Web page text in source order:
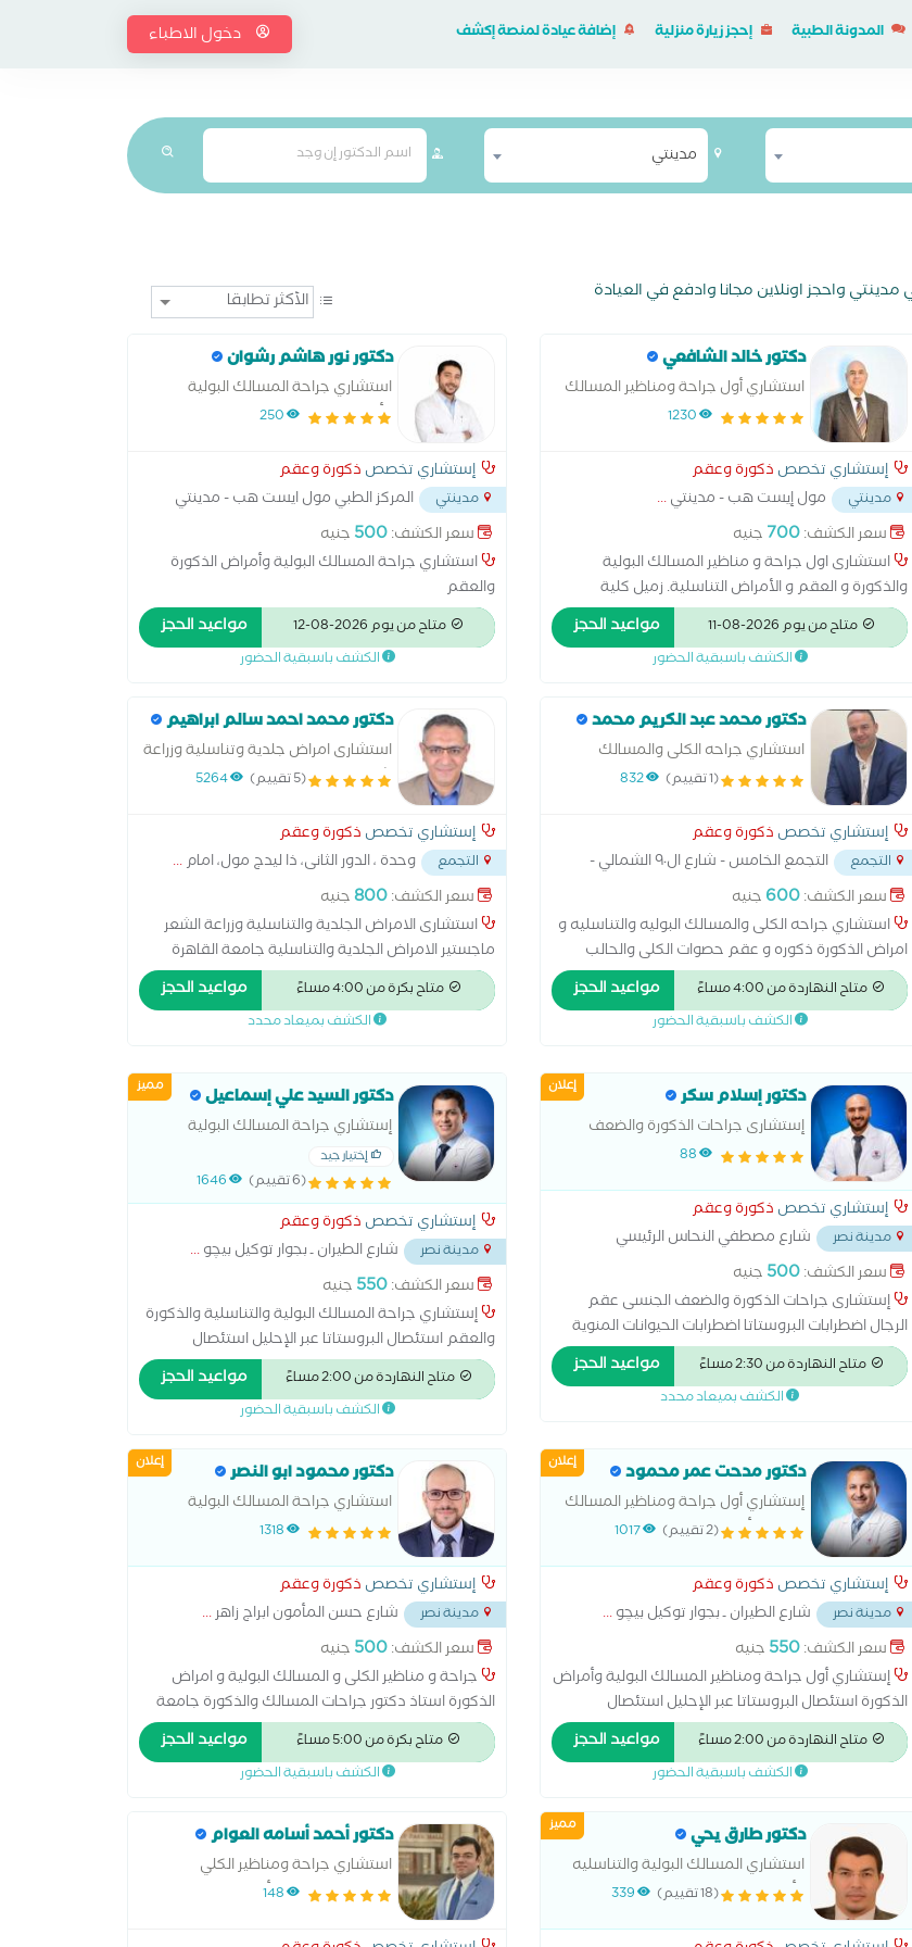
المدونة الطبية إحجز زيارة منزلية إضافة عيادة لمنصة إكشف دخول الاطباء
مدينتي
دكتور خالد الشافعي
استشاري أول جراحة ومناظير المسالك
البولية والذكورة والعقم
1230
إستشاري تخصص ذكورة وعقم
مدينتي مول إيست هب - مدينتي...
سعر الكشف:700 جنيه
استشارى اول جراحة و مناظير المسالك البولية
والذكورة و العقم و الأمراض التناسلية. زميل كلية
الجراحين الملكية بادنبرة و جلاسجو و آيرلندا و معهد
المسالك البولية بلندن. -عضو الدائم للجمعية الطبية
العمومية البرطانيه. رئيس قسم المسالك البولية
بريطانيا لمدة 7 اعوام. -متخصص في جراحة و مناظير
المسالك البولية و علاج تضخم البروستاتا و الحصوات و
العيوب الخلقية فى الأطفال و تركيب جميع أنواع
الدعامات لعلاج الضعف الجنسي عند الرجال و علاج العقم
و سلس البول.
متاح من يوم 2026-08-11 مواعيد الحجز
الكشف باسبقية الحضور
دكتور نور هاشم رشوان
استشاري جراحة المسالك البولية
وأمراض الذكورة والعقم
250
إستشاري تخصص ذكورة وعقم
مدينتي
المركز الطبي مول ايست هب - مدينتي
سعر الكشف:500 جنيه
استشاري جراحة المسالك البولية وأمراض الذكورة
والعقم
متاح من يوم 2026-08-12 مواعيد الحجز
الكشف باسبقية الحضور
دكتور محمد عبد الكريم محمد
استشاري جراحه الكلى والمسالك
البوليه والتناسليه و امراض الذكورة
(1 تقييم) 832
إستشاري تخصص ذكورة وعقم
التجمع
التجمع الخامس - شارع ال٩٠ الشمالي -
خلف المستشفي الجوي... سعر الكشف:600 جنيه
استشاري جراحه الكلى والمسالك البوليه والتناسليه و
امراض الذكورة ذكوره و عقم حصوات الكلى والحالب
والمثانة. التهابات المسالك البولية المتكررة. انسداد أو
ضيق مجرى البول. مشاكل التبول مثل الحرقان أو كثرة
التبول التهابات المثانة. ضعف التحكم في البول (سلس
متاح النهاردة من 4:00 مساءً مواعيد الحجز
الكشف باسبقية الحضور
دكتور محمد احمد سالم ابراهيم
استشارى امراض جلدية وتناسلية وزراعة
شعر
(5 تقييم) 5264
إستشاري تخصص ذكورة وعقم
التجمع وحدة ، الدور الثانى، ذا ليدج مول، امام
...
سعر الكشف:800جنيه
استشارى الامراض الجلدية والتناسلية وزراعة الشعر
ماجستير الامراض الجلدية والتناسلية جامعة القاهرة
دكتوراة تطبيقات الليزر فى الامراض الجلدية جامعة
القاهرة مدرس الامراض الجلدية والتناسلية بالمركز
متاح بكرة من 4:00 مساءً مواعيد الحجز
الكشف بميعاد محدد
إعلان دكتور إسلام سكر
إستشارى جراحات الذكورة والضعف
الجنسى عقم الرجال
88
إستشاري تخصص ذكورة وعقم
مدينة نصر
شارع مصطفي النحاس الرئيسي
بجوار مدرسه المنهل... سعر الكشف:500 جنيه
إستشارى جراحات الذكورة والضعف الجنسى عقم
الرجال اضطرابات البروستاتا اضطرابات الحيوانات المنوية
اضطرابات الخصيتين اضطرابات القضيب الخصوبة الصحة
الإنجابية والجنسية الضعف الجنسي العجز الجنسي العقم
عند الرجال دوالي الخصية زرع دعامات القضيب ضعف
القذف علاج قصور الأعضاء التناسلية فحص قبل الزواج
متاح النهاردة من 2:30 مساءً مواعيد الحجز
الكشف بميعاد محدد
مميز دكتور السيد علي إسماعيل
إستشاري جراحة المسالك البولية
والتناسلية والذكورة والعقم
إختيار جيد
(6 تقييم) 1646
إستشاري تخصص ذكورة وعقم
مدينة نصر شارع الطيران ـ بجوار توكيل بيچو...
سعر الكشف:550 جنيه
إستشاري جراحة المسالك البولية والتناسلية والذكورة
والعقم استئصال البروستاتا عبر الإحليل استئصال
البروستاتا عن طريق فتح البطن استئصال الكلية الغسيل
البريتوني تفتيت الحصوات زراعة الكلى علاج الاستسقاء
عملية البروستاتا بالليزر عملية دوالي الخصية عملية
البروستاتا اضطرابات الحيوانات المنوية اضطرابات الخصيتين
اضطرابات القضيب الخصوبة الصحة الإنجابية والجنسية
الضعف الجنسي العجز الجنسي العقم عند الرجال دوالي
الخصية زرع دعامات القضيب ضعف الانتصاب علاج
الأمراض الجنسية المعدية علاج سرعة القذف علاج قصور
الأعضاء التناسلية فحص قبل الزواج
متاح النهاردة من 2:00 مساءً مواعيد الحجز
الكشف باسبقية الحضور
إعلان دكتور مدحت عمر محمود
إستشاري أول جراحة ومناظير المسالك
البولية وأمراض الذكورة
(2 تقييم) 1017
إستشاري تخصص ذكورة وعقم
مدينة نصر شارع الطيران ـ بجوار توكيل بيچو...
سعر الكشف:550 جنيه
إستشاري أول جراحة ومناظير المسالك البولية وأمراض
الذكورة استئصال البروستاتا عبر الإحليل استئصال
البروستاتا عن طريق فتح البطن استئصال الكلية الغسيل
البريتوني تفتيت الحصوات زراعة الكلى علاج الاستسقاء
عملية البروستاتا بالليزر عملية دوالي الخصية عملية
متاح النهاردة من 2:00 مساءً مواعيد الحجز
الكشف باسبقية الحضور
إعلان دكتور محمود ابو النصر
استشاري جراحة المسالك البولية
1318
إستشاري تخصص ذكورة وعقم
مدينة نصر شارع حسن المأمون ابراج زاهر...
سعر الكشف:500 جنيه
جراحة و مناظير الكلى و المسالك البولية و امراض
الذكورة استاذ دكتور جراحات المسالك والذكورة جامعة
الازهر الشريف والعقم عند الرجال استشاري بالمعهد
القومى للكلى والمسالك البولية (القاهرة) و مستشفى
كيلوبترا ومستشفي التحرير العام
متاح بكرة من 5:00 مساءً مواعيد الحجز
الكشف باسبقية الحضور
مميز دكتور طارق يحي
استشاري المسالك البولية والتناسليه
وأمراض الذكورة والعقم رئيس قسم
الذكوره والعقم
(18 تقييم) 339
دكتور أحمد أسامه العوام
استشاري جراحة ومناظير الكلي
والمسالك البوليه وأمراض الذكورة
148